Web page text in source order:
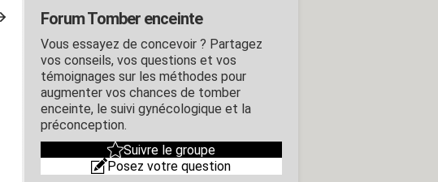
Forum Tomber enceinte
Vous essayez de concevoir ? Partagez
vos conseils, vos questions et vos
témoignages sur les méthodes pour
augmenter vos chances de tomber
enceinte, le suivi gynécologique et la
préconception.
Suivre le groupe
Posez votre question